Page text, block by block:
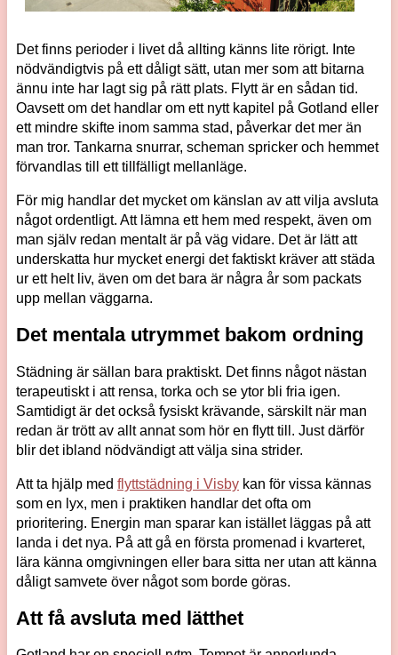
Det finns perioder i livet då allting känns lite rörigt. Inte
nödvändigtvis på ett dåligt sätt, utan mer som att bitarna
ännu inte har lagt sig på rätt plats. Flytt är en sådan tid.
Oavsett om det handlar om ett nytt kapitel på Gotland eller
ett mindre skifte inom samma stad, påverkar det mer än
man tror. Tankarna snurrar, scheman spricker och hemmet
förvandlas till ett tillfälligt mellanläge.
För mig handlar det mycket om känslan av att vilja avsluta
något ordentligt. Att lämna ett hem med respekt, även om
man själv redan mentalt är på väg vidare. Det är lätt att
underskatta hur mycket energi det faktiskt kräver att städa
ur ett helt liv, även om det bara är några år som packats
upp mellan väggarna.
Det mentala utrymmet bakom ordning
Städning är sällan bara praktiskt. Det finns något nästan
terapeutiskt i att rensa, torka och se ytor bli fria igen.
Samtidigt är det också fysiskt krävande, särskilt när man
redan är trött av allt annat som hör en flytt till. Just därför
blir det ibland nödvändigt att välja sina strider.
Att ta hjälp med flyttstädning i Visby kan för vissa kännas
som en lyx, men i praktiken handlar det ofta om
prioritering. Energin man sparar kan istället läggas på att
landa i det nya. På att gå en första promenad i kvarteret,
lära känna omgivningen eller bara sitta ner utan att känna
dåligt samvete över något som borde göras.
Att få avsluta med lätthet